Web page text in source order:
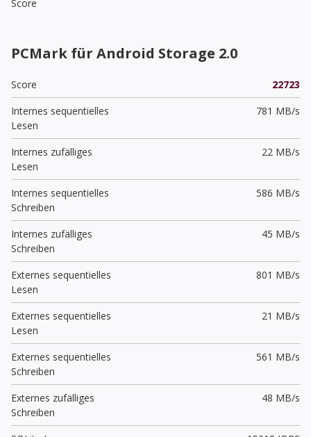
Score
PCMark für Android Storage 2.0
Score
22723
Internes sequentielles
Lesen
781 MB/s
Internes zufälliges
Lesen
22 MB/s
Internes sequentielles
Schreiben
586 MB/s
Internes zufälliges
Schreiben
45 MB/s
Externes sequentielles
Lesen
801 MB/s
Externes sequentielles
Lesen
21 MB/s
Externes sequentielles
Schreiben
561 MB/s
Externes zufälliges
Schreiben
48 MB/s